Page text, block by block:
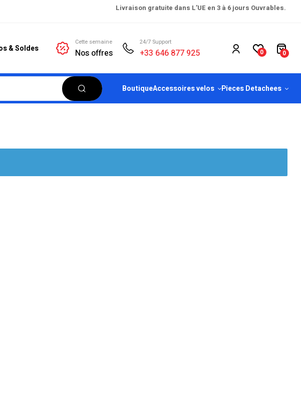
Livraison gratuite dans L’UE en 3 à 6 jours Ouvrables.
& Soldes
Cette semaine
Nos offres
24/7 Support
+33 646 877 925 0 0
BoutiqueAccessoires velos Pieces Detachees